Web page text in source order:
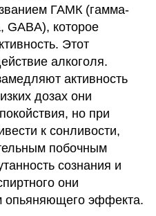
ГАМК (гамма-
GABA), которое
Этот
алкоголя.
активность
дозах они
но при
к сонливости,
побочным
сознания и
они
опьяняющего эффекта.